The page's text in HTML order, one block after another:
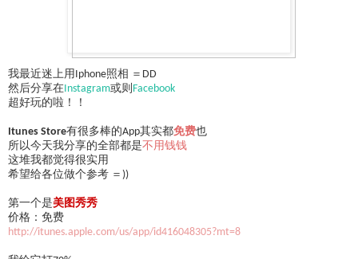
我最近迷上用Iphone照相 ＝DD
然后分享在Instagram或则 Facebook
超好玩的啦！！
Itunes Store有很多棒的App其实都免费也
所以今天我分享的全部都是不用钱钱
这堆我都觉得很实用
希望给各位做个参考 ＝))
第一个是美图秀秀
价格：免费
http://itunes.apple.com/us/app/id416048305?mt=8